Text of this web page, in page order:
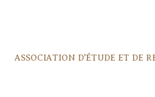
ASSOCIATION D'ÉTUDE ET DE